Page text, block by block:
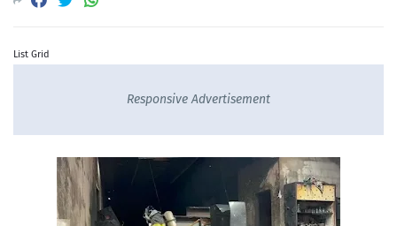
List Grid
Responsive Advertisement